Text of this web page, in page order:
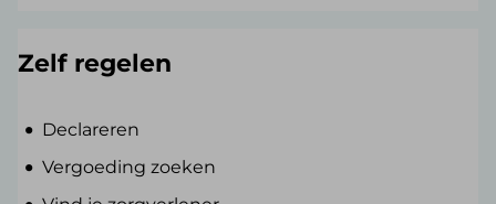
Zelf regelen
Declareren
Vergoeding zoeken